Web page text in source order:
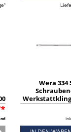
Wera 334
150 mm -